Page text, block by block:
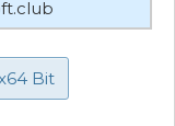
Bit